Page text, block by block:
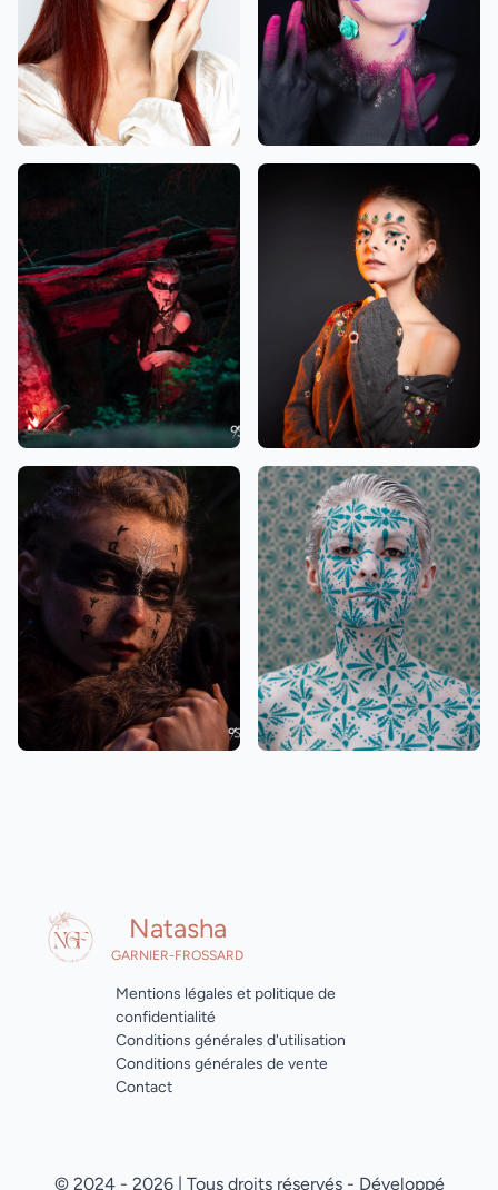
Natasha
GARNIER-FROSSARD
Mentions légales et politique de
confidentialité
Conditions générales d'utilisation
Conditions générales de vente
Contact
© 2024 - 2026 | Tous droits réservés - Développé